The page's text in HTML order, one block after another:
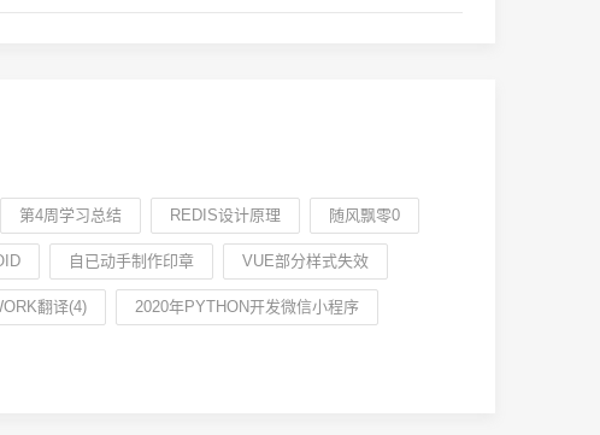
第4周学习总结 REDIS设计原理 随风飘零0
自已动手制作印章 VUE部分样式失效
翻译(4) 2020年PYTHON开发微信小程序